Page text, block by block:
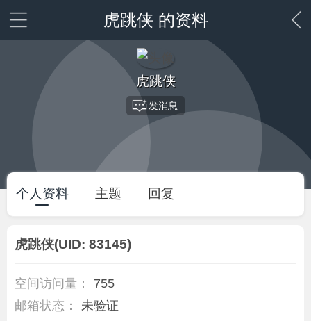
虎跳侠 的资料
虎跳侠
发消息
个人资料 主题 回复
虎跳侠(UID: 83145)
空间访问量：
755
邮箱状态：
未验证